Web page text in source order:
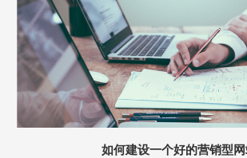
如何建设一个好的营销型